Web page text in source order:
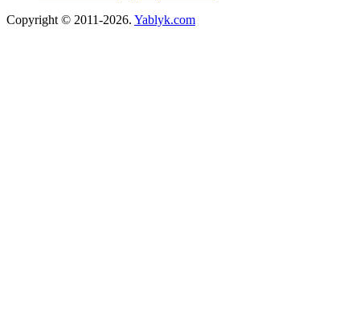
Copyright © 2011-2026. Yablyk.сom